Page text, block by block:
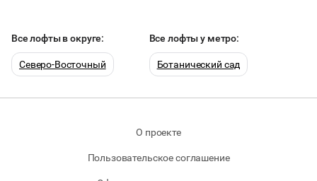
Все лофты в округе:
Северо-Восточный
Все лофты у метро:
Ботанический сад
О проекте
Пользовательское соглашение